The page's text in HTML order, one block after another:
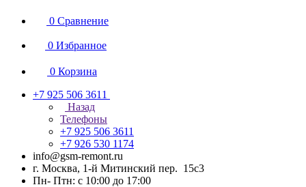
0 Сравнение
0 Избранное
0 Корзина
+7 925 506 3611
Назад
Телефоны
+7 925 506 3611
+7 926 530 1174
info@gsm-remont.ru
г. Москва, 1-й Митинский пер. 15с3
Пн- Птн: с 10:00 до 17:00